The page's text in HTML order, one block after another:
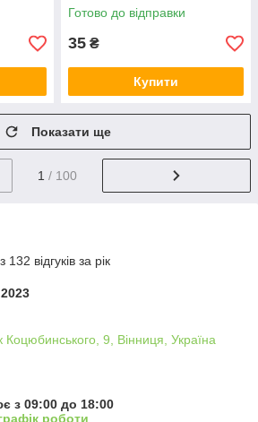
Готово до відправки
35 ₴
Купити
Показати ще
1 / 100
відгуків за рік
Коцюбинського, 9, Вінниця, Україна
з 09:00 до 18:00
роботи